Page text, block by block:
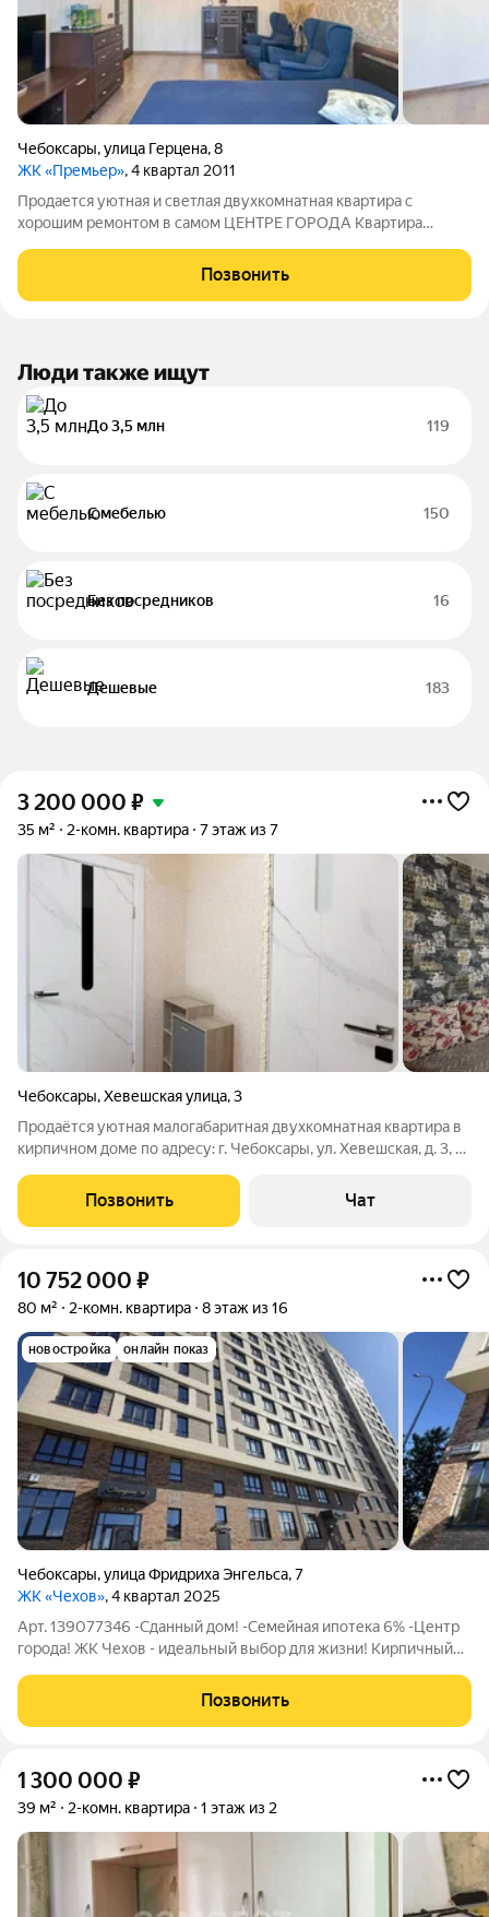
Чебоксары,улица Герцена,8
ЖК «Премьер», 4 квартал 2011
Продается уютная и светлая двухкомнатная квартира с
хорошим ремонтом в самом ЦЕНТРЕ ГОРОДА Квартира
прекрасного города. В квартире остаётся вся мебель, вам
остается только завезти свои вещи. Основные
Позвонить
Люди также ищут
До 3,5 млн 119
С мебелью 150
Без посредников 16
Дешевые 183
3 200 000 ₽
35 м² 2-комн. квартира 7 этаж из 7
Чебоксары,Хевешская улица,3
Продаётся уютная малогабаритная двухкомнатная квартира в
кирпичном доме по адресу: г. Чебоксары, ул. Хевешская, д. 3, 7
Кухня: 5 кв. м. Вся сумма в договоре. Можно купить по ставке
13%!
Позвонить Чат
10 752 000 ₽
80 м² 2-комн. квартира 8 этаж из 16
новостройка онлайн показ
Чебоксары,улица Фридриха Энгельса,7
ЖК «Чехов», 4 квартал 2025
Арт. 139077346 -Сданный дом! -Семейная ипотека 6% -Центр
города! ЖК Чехов - идеальный выбор для жизни! Кирпичный
на город и Волгу! Квартира проходит по семейной ипотеки
Закрытая территория ЖК
Позвонить
1 300 000 ₽
39 м² 2-комн. квартира 1 этаж из 2